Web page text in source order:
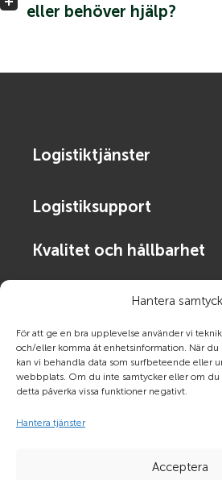
Hantera
För att ge en bra upplevelse använder vi
och/eller komma åt enhetsinformation. När du
kan vi behandla data som surfbeteende eller
webbplats. Om du inte samtycker eller om du
detta påverka vissa funktioner negativt.
Hantera tjänster
Acceptera
eller behöver hjälp?
Logistiktjänster
Logistiksupport
Kvalitet och hållbarhet
Om Frigoscandia
Planera, boka & spåra